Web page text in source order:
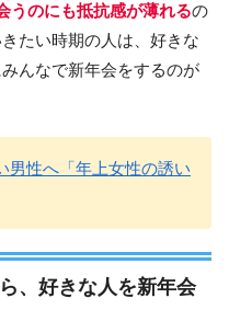
うのにも抵抗感が薄れるの
たい時期の人は、好きな
んなで新年会をするのが
男性へ「年上女性の誘い
、好きな人を新年会